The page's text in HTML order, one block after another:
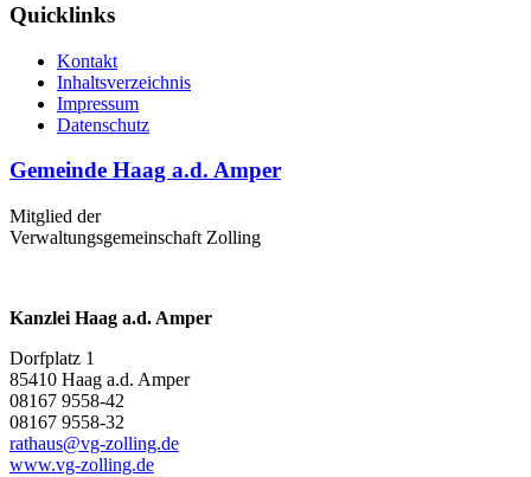
Quicklinks
Kontakt
Inhaltsverzeichnis
Impressum
Datenschutz
Gemeinde Haag a.d. Amper
Mitglied der
Verwaltungsgemeinschaft Zolling
Kanzlei Haag a.d. Amper
Dorfplatz 1
85410 Haag a.d. Amper
08167 9558-42
08167 9558-32
rathaus@vg-zolling.de
www.vg-zolling.de